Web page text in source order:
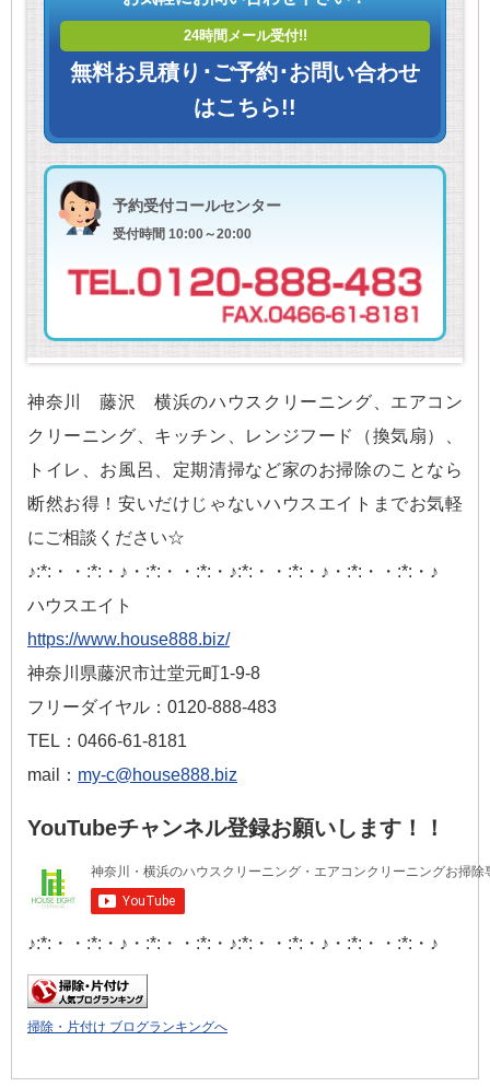
24時間メール受付!!
無料お見積り･ご予約･お問い合わせ
はこちら!!
予約受付コールセンター
受付時間 10:00～20:00
神奈川 藤沢 横浜のハウスクリーニング、エアコン
クリーニング、キッチン、レンジフード（換気扇）、
トイレ、お風呂、定期清掃など家のお掃除のことなら
断然お得！安いだけじゃないハウスエイトまでお気軽
にご相談ください☆
♪:*:・・:*:・♪・:*:・・:*:・♪:*:・・:*:・♪・:*:・・:*:・♪
ハウスエイト
https://www.house888.biz/
神奈川県藤沢市辻堂元町1-9-8
フリーダイヤル：0120-888-483
TEL：0466-61-8181
mail： my-c@house888.biz
YouTubeチャンネル登録お願いします！！
♪:*:・・:*:・♪・:*:・・:*:・♪:*:・・:*:・♪・:*:・・:*:・♪
掃除・片付け ブログランキングへ